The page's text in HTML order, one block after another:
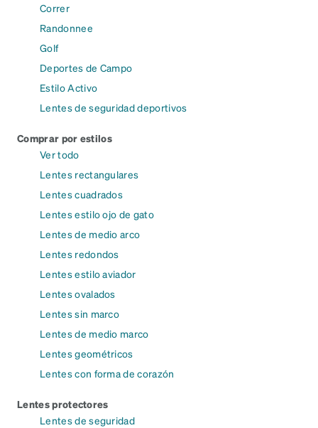
Correr
Randonnee
Golf
Deportes de Campo
Estilo Activo
Lentes de seguridad deportivos
Comprar por estilos
Ver todo
Lentes rectangulares
Lentes cuadrados
Lentes estilo ojo de gato
Lentes de medio arco
Lentes redondos
Lentes estilo aviador
Lentes ovalados
Lentes sin marco
Lentes de medio marco
Lentes geométricos
Lentes con forma de corazón
Lentes protectores
Lentes de seguridad